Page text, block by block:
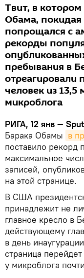
Твит, в
Обама, покидая
попрощался с
рекорды
пребывания в
отреагировали
человек из 13,5
микроблога
РИГА, 12 янв —
Барака Обамы в
поставило рекорд
максимальное
записей,
на этой странице.
В США
принадлежит не
главное кресло в
действующему
в день
страница
у микроблога